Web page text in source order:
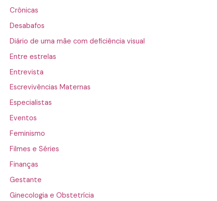
Crônicas
Desabafos
Diário de uma mãe com deficiência visual
Entre estrelas
Entrevista
Escrevivências Maternas
Especialistas
Eventos
Feminismo
Filmes e Séries
Finanças
Gestante
Ginecologia e Obstetrícia